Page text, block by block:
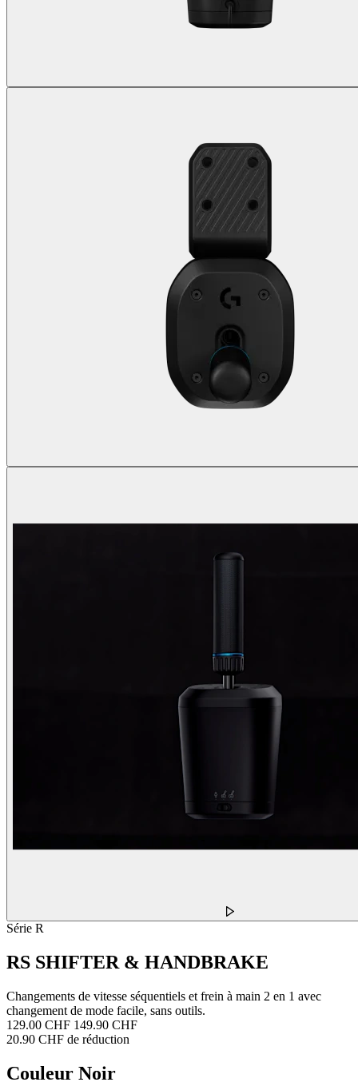
Série R
RS SHIFTER & HANDBRAKE
Changements de vitesse séquentiels et frein à main 2 en 1 avec
changement de mode facile, sans outils.
129.00 CHF 149.90 CHF
20.90 CHF de réduction
Couleur Noir